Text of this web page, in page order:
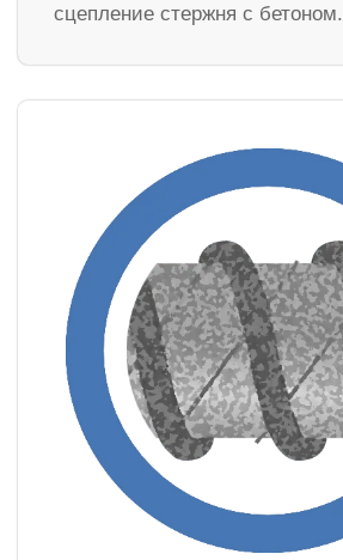
сцепление стержня с бетоном.